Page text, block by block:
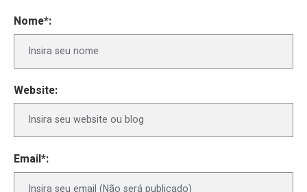
Nome*:
Website:
Email*: